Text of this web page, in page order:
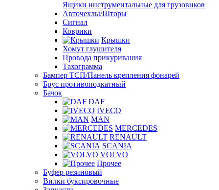
Ящики инструментальные для грузовиков
Авточехлы/Шторы
Сигнал
Коврики
Крышки
Хомут глушителя
Провода прикуривания
Тахограмма
Бампер ТСП/Панель крепления фонарей
Брус противоподкатный
Бачок
DAF
IVECO
MAN
MERCEDES
RENAULT
SCANIA
VOLVO
Прочее
Буфер резиновый
Вилки буксировочные